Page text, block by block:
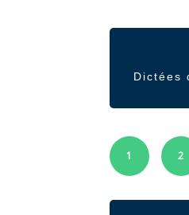
Dictées
1 2